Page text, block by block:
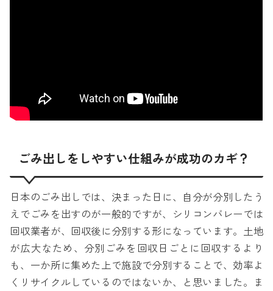
ごみ出しをしやすい仕組みが成功のカギ？
日本のごみ出しでは、決まった日に、自分が分別したう
えでごみを出すのが一般的ですが、シリコンバレーでは
回収業者が、回収後に分別する形になっています。土地
が広大なため、分別ごみを回収日ごとに回収するより
も、一か所に集めた上で施設で分別することで、効率よ
くリサイクルしているのではないか、と思いました。ま